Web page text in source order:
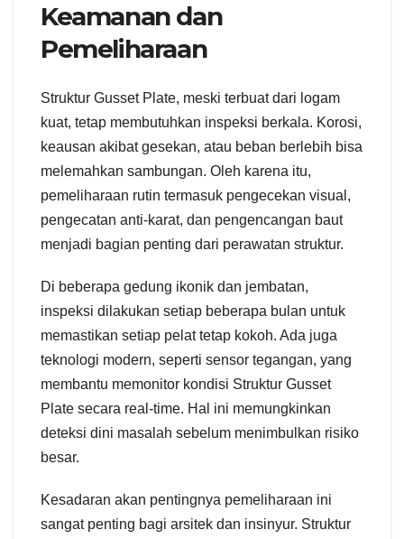
Keamanan dan
Pemeliharaan
Struktur Gusset Plate, meski terbuat dari logam
kuat, tetap membutuhkan inspeksi berkala. Korosi,
keausan akibat gesekan, atau beban berlebih bisa
melemahkan sambungan. Oleh karena itu,
pemeliharaan rutin termasuk pengecekan visual,
pengecatan anti-karat, dan pengencangan baut
menjadi bagian penting dari perawatan struktur.
Di beberapa gedung ikonik dan jembatan,
inspeksi dilakukan setiap beberapa bulan untuk
memastikan setiap pelat tetap kokoh. Ada juga
teknologi modern, seperti sensor tegangan, yang
membantu memonitor kondisi Struktur Gusset
Plate secara real-time. Hal ini memungkinkan
deteksi dini masalah sebelum menimbulkan risiko
besar.
Kesadaran akan pentingnya pemeliharaan ini
sangat penting bagi arsitek dan insinyur. Struktur